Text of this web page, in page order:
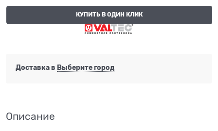
КУПИТЬ В ОДИН КЛИК
Доставка в Выберите город
Описание